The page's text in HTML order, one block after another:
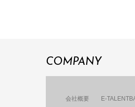
COMPANY
会社概要 E-